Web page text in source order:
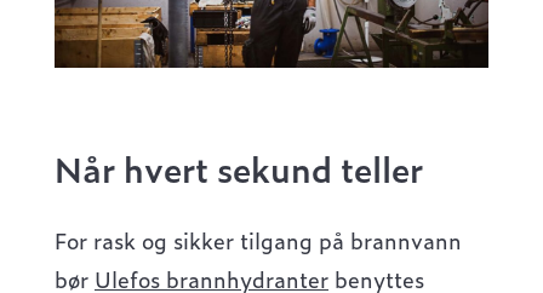
Når hvert sekund teller
For rask og sikker tilgang på brannvann
bør Ulefos brannhydranter benyttes